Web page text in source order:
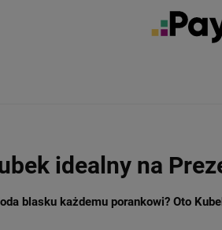
idealny na
blasku każdemu porankowi? Oto